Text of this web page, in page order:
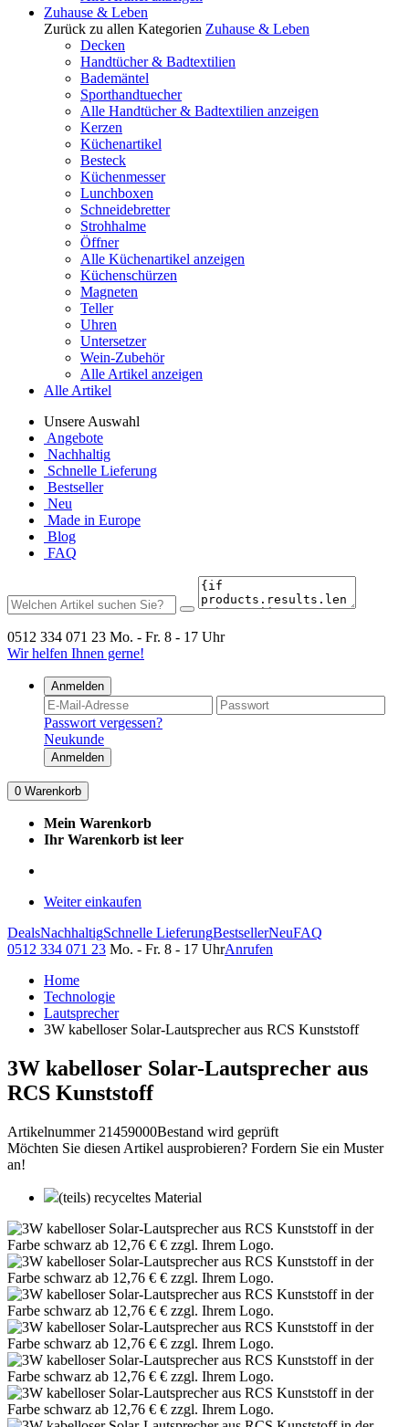
Zuhause & Leben
Zurück zu allen Kategorien Zuhause & Leben
Decken
Handtücher & Badtextilien
Bademäntel
Sporthandtuecher
Alle Handtücher & Badtextilien anzeigen
Kerzen
Küchenartikel
Besteck
Küchenmesser
Lunchboxen
Schneidebretter
Strohhalme
Öffner
Alle Küchenartikel anzeigen
Küchenschürzen
Magneten
Teller
Uhren
Untersetzer
Wein-Zubehör
Alle Artikel anzeigen
Alle Artikel
Unsere Auswahl
Angebote
Nachhaltig
Schnelle Lieferung
Bestseller
Neu
Made in Europe
Blog
FAQ
0512 334 071 23 Mo. - Fr. 8 - 17 Uhr
Wir helfen Ihnen gerne!
Anmelden
Passwort vergessen?
Neukunde
Anmelden
0 Warenkorb
Mein Warenkorb
Ihr Warenkorb ist leer
Weiter einkaufen
DealsNachhaltigSchnelle LieferungBestsellerNeuFAQ
0512 334 071 23 Mo. - Fr. 8 - 17 UhrAnrufen
Home
Technologie
Lautsprecher
3W kabelloser Solar-Lautsprecher aus RCS Kunststoff
3W kabelloser Solar-Lautsprecher aus
RCS Kunststoff
Artikelnummer 21459000Bestand wird geprüft
Möchten Sie diesen Artikel ausprobieren? Fordern Sie ein Muster
an!
(teils) recyceltes Material